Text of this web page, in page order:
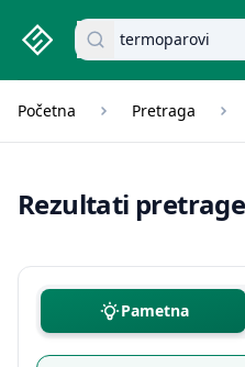
studenti.rs home page
Pretraži dokumente
Početna Pretraga
Rezultati
Pametna